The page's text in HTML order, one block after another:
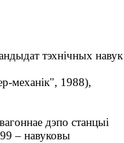
тэхнічных навук
механік", 1988),
дэпо станцыі
– навуковы